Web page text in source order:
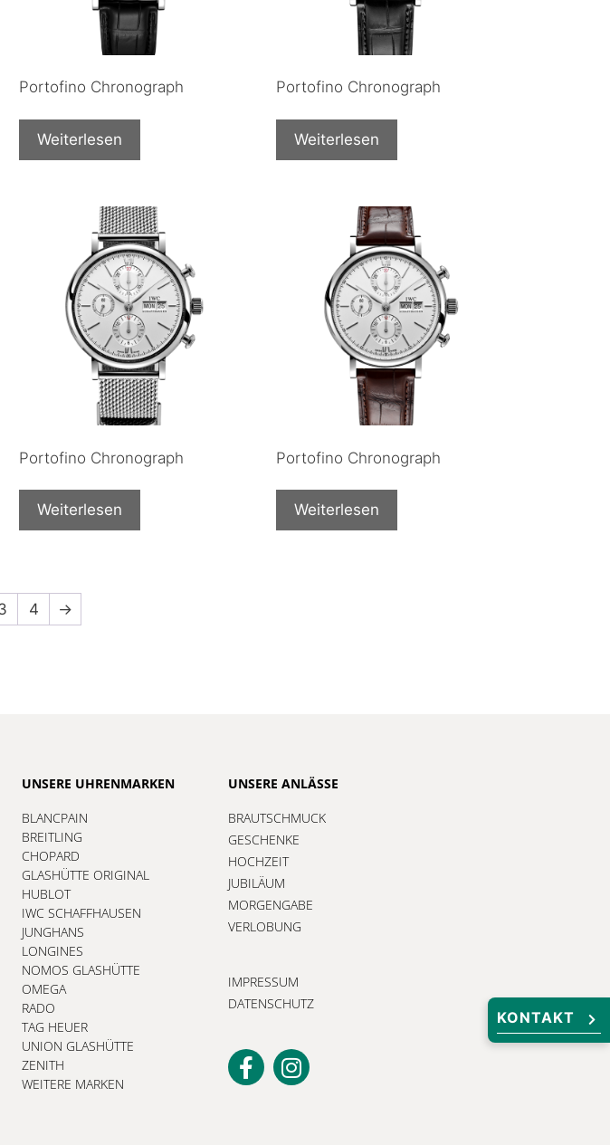
Portofino Chronograph
Weiterlesen
Portofino Chronograph
Weiterlesen
Portofino Chronograph
Weiterlesen
Portofino Chronograph
Weiterlesen
4 →
UNSERE UHRENMARKEN
BLANCPAIN
BREITLING
CHOPARD
GLASHÜTTE ORIGINAL
HUBLOT
IWC SCHAFFHAUSEN
JUNGHANS
LONGINES
NOMOS GLASHÜTTE
OMEGA
RADO
TAG HEUER
UNION GLASHÜTTE
ZENITH
WEITERE MARKEN
UNSERE ANLÄSSE
BRAUTSCHMUCK
GESCHENKE
HOCHZEIT
JUBILÄUM
MORGENGABE
VERLOBUNG
IMPRESSUM
DATENSCHUTZ
KONTAKT